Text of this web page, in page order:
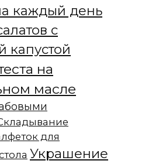
каждый день
с
капустой
на
масле
для
Украшение